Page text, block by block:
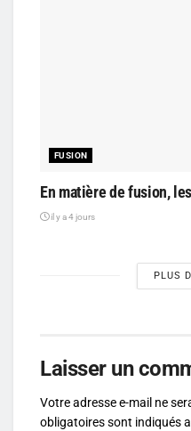
FUSION
En matière de fusion,
il y a 4 jours
PLUS
Laisser un
Votre adresse e-mail ne
obligatoires sont indiqués